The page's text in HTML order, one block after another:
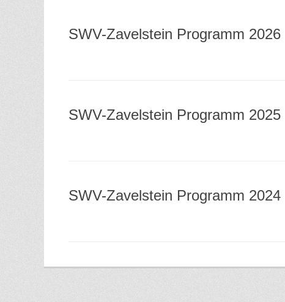
SWV-Zavelstein Programm 2026
SWV-Zavelstein Programm 2025
SWV-Zavelstein Programm 2024